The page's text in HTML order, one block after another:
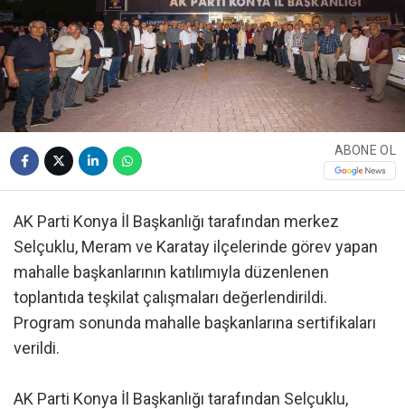
ABONE OL
AK Parti Konya İl Başkanlığı tarafından merkez
Selçuklu, Meram ve Karatay ilçelerinde görev yapan
mahalle başkanlarının katılımıyla düzenlenen
toplantıda teşkilat çalışmaları değerlendirildi.
Program sonunda mahalle başkanlarına sertifikaları
verildi.
AK Parti Konya İl Başkanlığı tarafından Selçuklu,